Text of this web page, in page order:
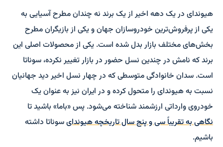
هیوندای در یک دهه اخیر از یک برند نه چندان مطرح آسیایی به
یکی از پرفروش‌ترین خودروسازان جهان و یکی از بازیگران مطرح
بخش‌های مختلف بازار بدل شده است. یکی از محصولات اصلی این
برند که نامش در چندین نسل حضور در بازار تغییر نکرده، سوناتا
است. سدان خانوادگی متوسطی که در چهار نسل اخیر دید جهانیان
نسبت به هیوندای را متحول کرده و در ایران نیز به عنوان یک
خودروی وارداتی ارزشمند شناخته می‌شود. پس «باما» باشید تا
نگاهی به تقریباً سی و پنج سال تاریخچه هیوندایسوناتا داشته
باشیم.